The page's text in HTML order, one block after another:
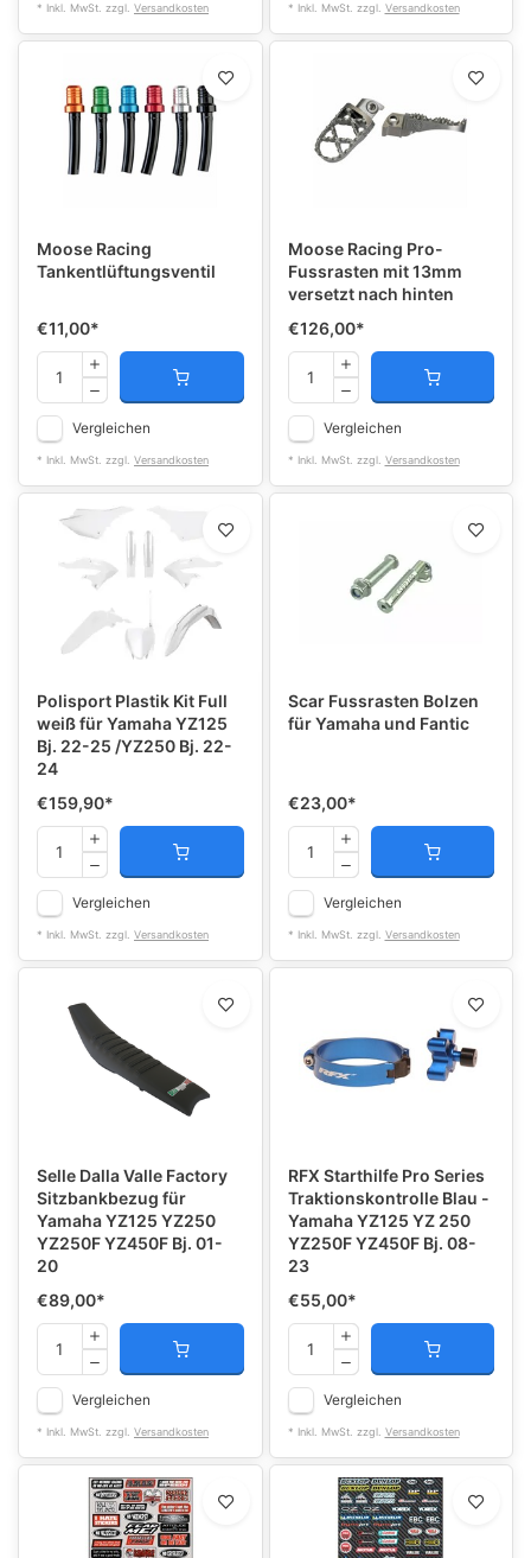
* Inkl. MwSt. zzgl. Versandkosten * Inkl. MwSt. zzgl. Versandkosten
Moose Racing
Tankentlüftungsventil
€11,00*
Vergleichen
* Inkl. MwSt. zzgl. Versandkosten
Moose Racing Pro-
Fussrasten mit 13mm
versetzt nach hinten
€126,00*
Vergleichen
* Inkl. MwSt. zzgl. Versandkosten
Polisport Plastik Kit Full
weiß für Yamaha YZ125
Bj. 22-25 /YZ250 Bj. 22-
24
€159,90*
Vergleichen
* Inkl. MwSt. zzgl. Versandkosten
Scar Fussrasten Bolzen
für Yamaha und Fantic
€23,00*
Vergleichen
* Inkl. MwSt. zzgl. Versandkosten
Selle Dalla Valle Factory
Sitzbankbezug für
Yamaha YZ125 YZ250
YZ250F YZ450F Bj. 01-
20
€89,00*
Vergleichen
* Inkl. MwSt. zzgl. Versandkosten
RFX Starthilfe Pro Series
Traktionskontrolle Blau -
Yamaha YZ125 YZ 250
YZ250F YZ450F Bj. 08-
23
€55,00*
Vergleichen
* Inkl. MwSt. zzgl. Versandkosten